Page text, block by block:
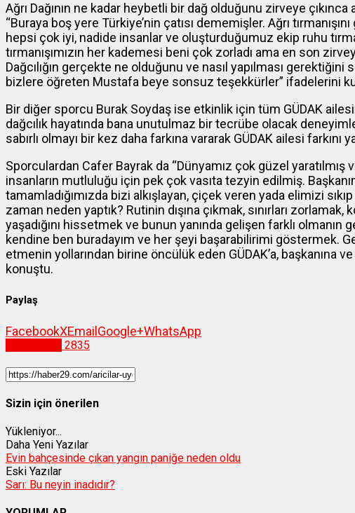
Ağrı Dağının ne kadar heybetli bir dağ olduğunu zirveye çıkınca
“Buraya boş yere Türkiye’nin çatısı dememişler. Ağrı
hepsi çok iyi, nadide insanlar ve oluşturduğumuz ekip ruhu
tırmanışımızın her kademesi beni çok zorladı ama en son
Dağcılığın gerçekte ne olduğunu ve nasıl yapılması
bizlere öğreten Mustafa beye sonsuz teşekkürler” ifadelerini
Bir diğer sporcu Burak Soydaş ise etkinlik için tüm GÜDAK
dağcılık hayatında bana unutulmaz bir tecrübe olacak
sabırlı olmayı bir kez daha farkına vararak GÜDAK ailesi farkını
Sporculardan Cafer Bayrak da “Dünyamız çok güzel
insanların mutluluğu için pek çok vasıta tezyin edilmiş.
tamamladığımızda bizi alkışlayan, çiçek veren yada elimizi
zaman neden yaptık? Rutinin dışına çıkmak, sınırları
yaşadığını hissetmek ve bunun yanında gelişen farklı
kendine ben buradayım ve her şeyi başarabilirimi göstermek.
etmenin yollarından birine öncülük eden GÜDAK’a, başkanına
konuştu.
Paylaş
FacebookXEmail Google+WhatsApp
2835
Sizin için önerilen
Yükleniyor...
Daha Yeni Yazılar
Evin bahçesinde çıkan yangın paniğe neden oldu
Eski Yazılar
Sarı: Bu neyin inadıdır?